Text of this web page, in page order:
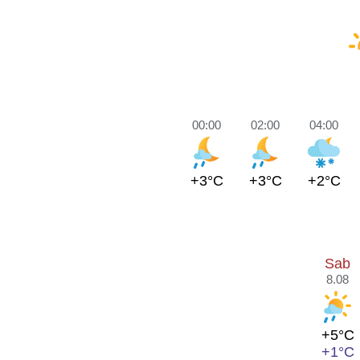
00:00
+3°C
02:00
+3°C
04:00
+2°C
Sab
8.08
+5°C
+1°C